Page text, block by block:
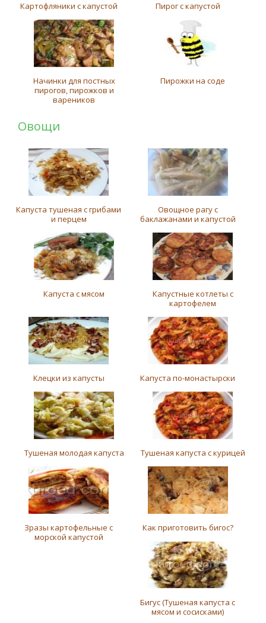
Картофляники с капустой Пирог с капустой
Начинки для постных
пирогов, пирожков и
вареников
Пирожки на соде
Овощи
Капуста тушеная с грибами
и перцем
Овощное рагу с
баклажанами и капустой
Капуста с мясом
Капустные котлеты с
картофелем
Клецки из капусты Капуста по-монастырски
Тушеная молодая капуста Тушеная капуста с курицей
Зразы картофельные с
морской капустой
Как приготовить бигос?
Бигус (Тушеная капуста с
мясом и сосисками)